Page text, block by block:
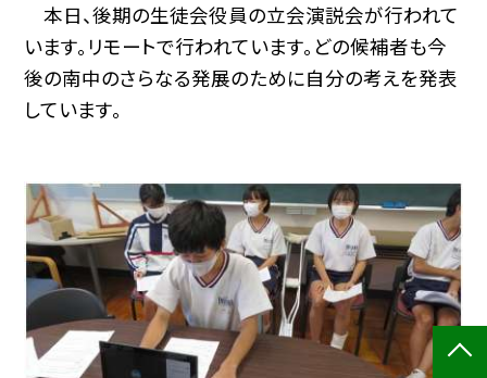
本日、後期の生徒会役員の立会演説会が行われて
います。リモートで行われています。どの候補者も今
後の南中のさらなる発展のために自分の考えを発表
しています。